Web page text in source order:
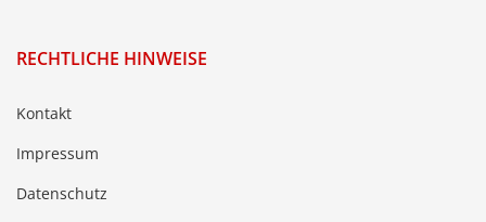
RECHTLICHE HINWEISE
Kontakt
Impressum
Datenschutz